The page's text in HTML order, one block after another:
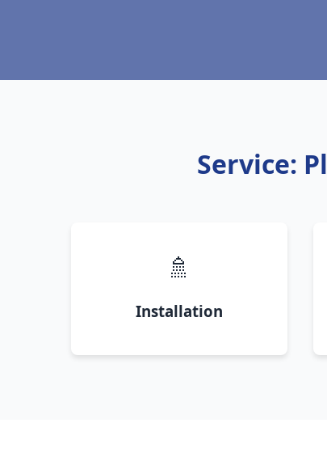
Service:
🚿
Installation